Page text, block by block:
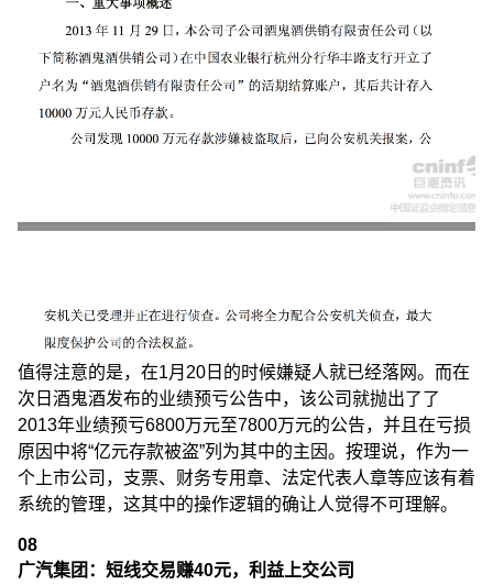
值得注意的是，在1月20日的时候嫌疑人就已经落网。而在
次日酒鬼酒发布的业绩预亏公告中，该公司就抛出了了
2013年业绩预亏6800万元至7800万元的公告，并且在亏损
原因中将“亿元存款被盗”列为其中的主因。按理说，作为一
个上市公司，支票、财务专用章、法定代表人章等应该有着
系统的管理，这其中的操作逻辑的确让人觉得不可理解。
08
广汽集团：短线交易赚40元，利益上交公司